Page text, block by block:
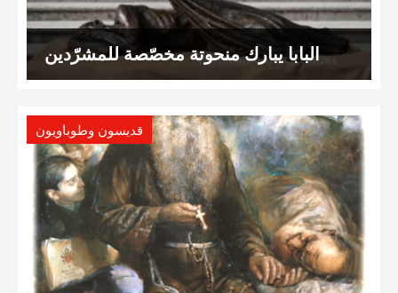
البابا يبارك منحوتة مخصّصة للمشرّدين
قديسون وطوباويون